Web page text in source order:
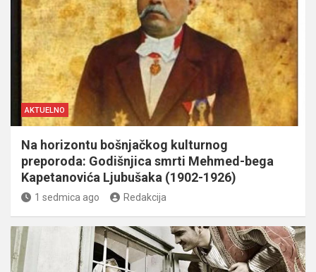
AKTUELNO
Na horizontu bošnjačkog kulturnog
preporoda: Godišnjica smrti Mehmed-bega
Kapetanovića Ljubušaka (1902-1926)
1 sedmica ago Redakcija